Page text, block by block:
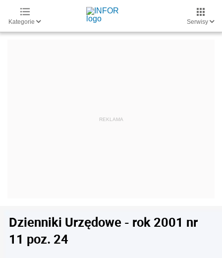
Kategorie Serwisy
Dzienniki Urzędowe - rok 2001 nr
11 poz. 24